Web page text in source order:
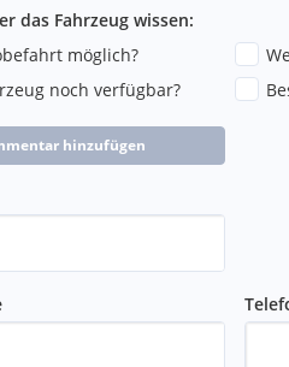
Scheibenwaschwasser
das Fahrzeug wissen:
möglich?
noch verfügbar?
hinzufügen